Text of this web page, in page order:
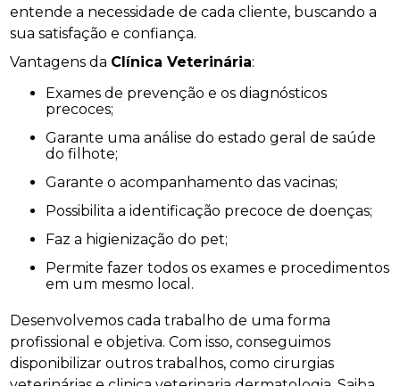
entende a necessidade de cada cliente, buscando a
sua satisfação e confiança.
Vantagens da Clínica Veterinária:
Exames de prevenção e os diagnósticos
precoces;
Garante uma análise do estado geral de saúde
do filhote;
Garante o acompanhamento das vacinas;
Possibilita a identificação precoce de doenças;
Faz a higienização do pet;
Permite fazer todos os exames e procedimentos
em um mesmo local.
Desenvolvemos cada trabalho de uma forma
profissional e objetiva. Com isso, conseguimos
disponibilizar outros trabalhos, como cirurgias